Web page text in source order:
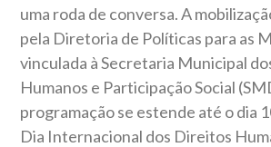
uma roda de conversa. A
pela Diretoria de Políticas para as
vinculada à Secretaria Municipal
Humanos e Participação Social
programação se estende até o dia
Dia Internacional dos Direitos